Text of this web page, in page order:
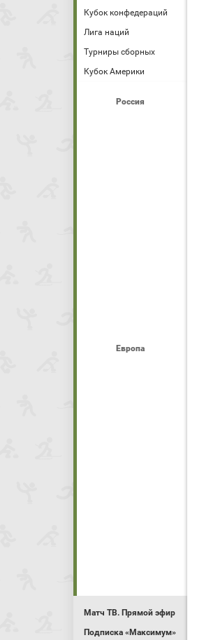
Кубок конфедераций
Лига наций
Турниры сборных
Кубок Америки
Россия
Европа
Матч ТВ. Прямой эфир
Подписка «Максимум»